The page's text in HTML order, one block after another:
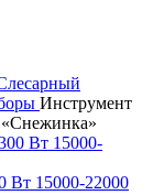
Инструмент
Вт 15000-22000